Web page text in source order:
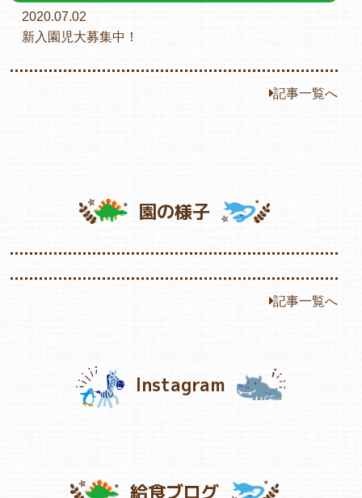
2020.07.02
新入園児大募集中！
記事一覧へ
園の様子
記事一覧へ
Instagram
給食ブログ